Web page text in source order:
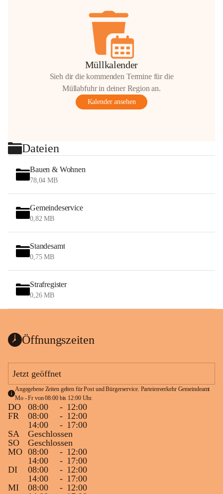
Müllkalender
Sieh dir die kommenden Termine für die
Müllabfuhr in deiner Region an.
Kalender ansehen
Dateien
Bauen & Wohnen
78,04 MB
Gemeindeservice
0,82 MB
Standesamt
0,75 MB
Strafregister
0,26 MB
Öffnungszeiten
Jetzt geöffnet
Angegebene Zeiten gelten für Post und Bürgerservice. Parteienverkehr Gemeindeamt
Mo - Fr von 08:00 bis 12:00 Uhr.
DO 08:00 - 12:00
FR
08:00 - 12:00
14:00
- 17:00
SA
Geschlossen
SO
Geschlossen
MO 08:00 - 12:00
14:00
- 17:00
DI
08:00 - 12:00
14:00
- 17:00
MI
08:00 - 12:00